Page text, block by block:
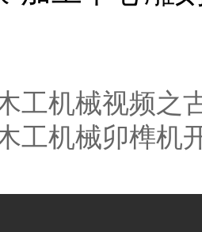
工机械视频之
工机械卯榫机